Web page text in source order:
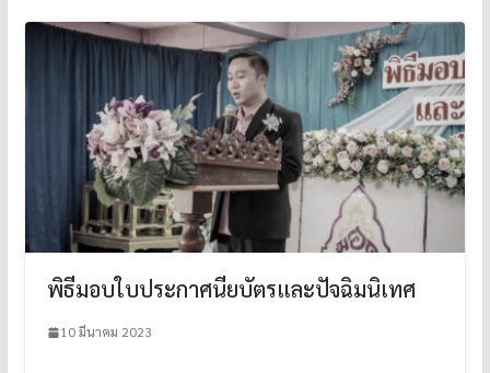
พิธีมอบใบประกาศนียบัตรและปัจฉิมนิเทศ
10 มีนาคม 2023